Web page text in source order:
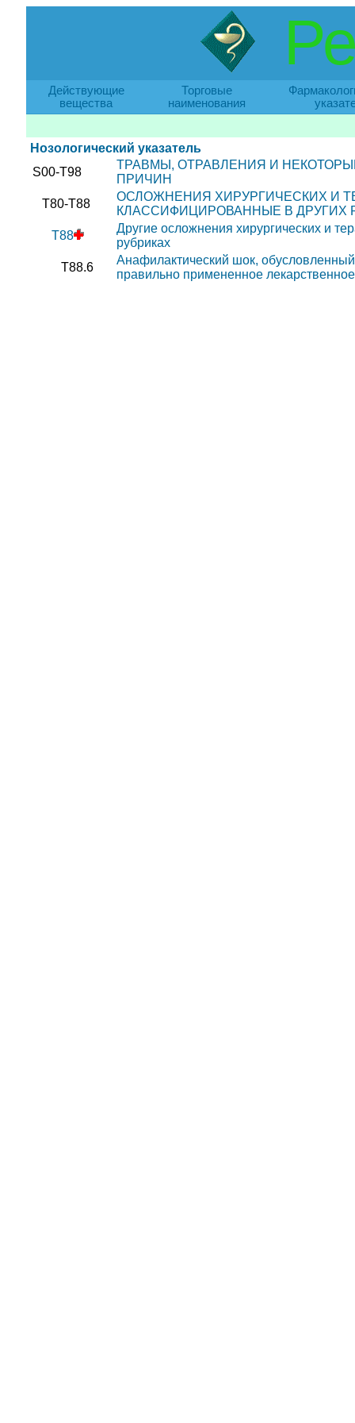
Действующие
вещества
Торговые
наименования
Нозологический указатель
S00-T98
ТРАВМЫ, ОТРАВЛЕНИЯ И
ПРИЧИН
T80-T88
ОСЛОЖНЕНИЯ ХИРУРГИЧЕСКИХ И
КЛАССИФИЦИРОВАННЫЕ В ДРУГИХ
T88
Другие осложнения хирургических и
рубриках
T88.6
Анафилактический шок,
правильно примененное